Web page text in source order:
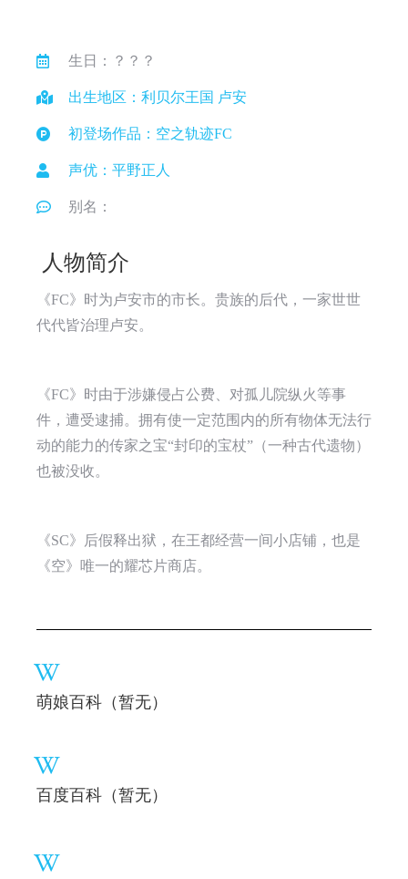
生日：？？？
出生地区：利贝尔王国 卢安
初登场作品：空之轨迹FC
声优：平野正人
别名：
人物简介
《FC》时为卢安市的市长。贵族的后代，一家世世
代代皆治理卢安。
《FC》时由于涉嫌侵占公费、对孤儿院纵火等事
件，遭受逮捕。拥有使一定范围内的所有物体无法行
动的能力的传家之宝“封印的宝杖”（一种古代遗物）
也被没收。
《SC》后假释出狱，在王都经营一间小店铺，也是
《空》唯一的耀芯片商店。
萌娘百科（暂无）
百度百科（暂无）